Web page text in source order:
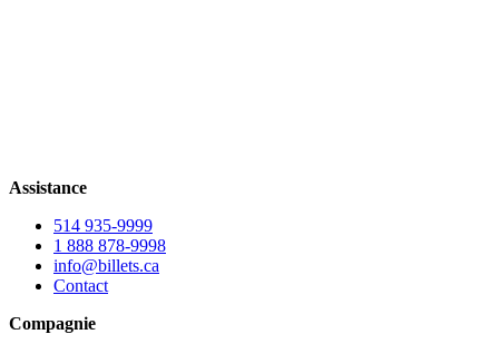
Assistance
514 935-9999
1 888 878-9998
info@billets.ca
Contact
Compagnie